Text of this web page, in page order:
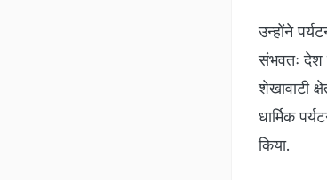
उन्होंने
संभवतः देश
शेखावाटी
धार्मिक
किया.